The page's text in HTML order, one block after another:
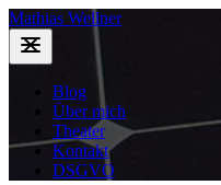
Mathias Wellner
Blog
Über mich
Theater
Kontakt
DSGVO